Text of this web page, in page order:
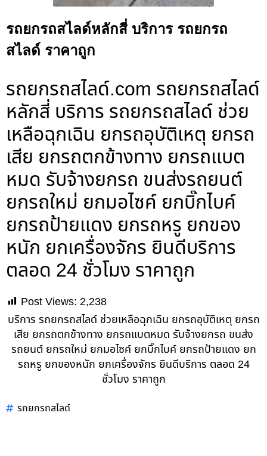
รถยกรถสไลด์หลักสี่ บริการ รถยกรถ
สไลด์ ราคาถูก
รถยกรถสไลด์.com รถยกรถสไลด์
หลักสี่ บริการ รถยกรถสไลด์ ช่วย
เหลือฉุกเฉิน ยกรถอุบัติเหตุ ยกรถ
เสีย ยกรถตกข้างทาง ยกรถแบต
หมด รับจ้างยกรถ ขนส่งรถยนต์
ยกรถใหม่ ยกมอไซค์ ยกบิ๊กไบค์
ยกรถป้ายแดง ยกรถหรู ยกของ
หนัก ยกเครื่องจักร ยินดีบริการ
ตลอด 24 ชั่วโมง ราคาถูก
Post Views: 2,238
บริการ รถยกรถสไลด์ ช่วยเหลือฉุกเฉิน ยกรถอุบัติเหตุ ยกรถ
เสีย ยกรถตกข้างทาง ยกรถแบตหมด รับจ้างยกรถ ขนส่ง
รถยนต์ ยกรถใหม่ ยกมอไซค์ ยกบิ๊กไบค์ ยกรถป้ายแดง ยก
รถหรู ยกของหนัก ยกเครื่องจักร ยินดีบริการ ตลอด 24
ชั่วโมง ราคาถูก
รถยกรถสไลด์